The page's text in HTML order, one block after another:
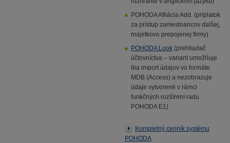
POHODA Afilácia Add. (príplatok
za prístup zamestnancov ďalšej,
majetkovo prepojenej firmy)
POHODA Look (prehliadač
účtovníctva – variant umožňuje
iba import údajov vo formáte
MDB (Access) a nezobrazuje
údaje vytvorené v rámci
funkčných rozšírení radu
POHODA E1)
Kompletný cenník systému
POHODA